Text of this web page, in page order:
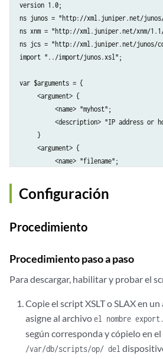
<description>ascii or base64</
    </argument>
  </xsl:variable>
  <xsl:param name="myhost"/>
  <xsl:param name="encoding"/>
  <xsl:template match="/">
    <op-script-results>
      <xsl:variable name="rpc">
        <get-software-information/>
<xsl:variable name="result"
        <file-put>
<xsl:value-of
          <encoding>
          </encoding>
          <permission>0644</permission>
          <delete-if-exist/>
          <file-contents>
version 1.0;
ns junos = "http://xml.juniper.net/
ns xnm = "http://xml.juniper.net/xnm/1.1/
ns jcs = "http://xml.juniper.net/junos/
import "../import/junos.xsl";
var $arguments = {
     <argument> {
          <name> "myhost";
<description> "IP address or
     }
     <argument> {
          <name> "filename";
     }
     <argument> {
<description> "ascii or
param $myhost;
param $encoding;
match / {
Configuración
Procedimiento
Procedimiento paso a paso
Para descargar, habilitar y probar el
Copie el script XSLT o SLAX en
asigne al archivoel nombre
según corresponda y cópielo en
/var/db/scripts/op/ del